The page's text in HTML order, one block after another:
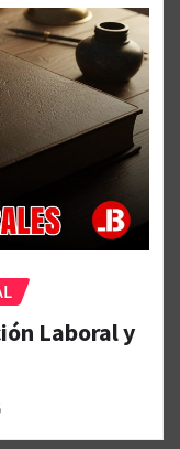
Laboral y